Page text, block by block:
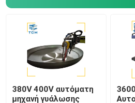
Ειδήσεις
Υποθέσεις
Ζητήστε μια προσφορά
Μηχανή γυάλωσης δεξαμενών
380V 400V αυτόματη
μηχανή γυάλωσης